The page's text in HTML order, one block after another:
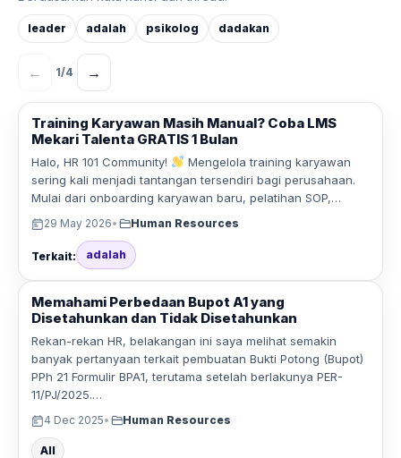
leader adalah psikolog dadakan
← 1/4 →
Training Karyawan Masih Manual? Coba LMS
Mekari Talenta GRATIS 1 Bulan
Halo, HR 101 Community!
Mengelola training karyawan
sering kali menjadi tantangan tersendiri bagi perusahaan.
Mulai dari onboarding karyawan baru, pelatihan SOP,…
29 May 2026• Human Resources
Terkait: adalah
Memahami Perbedaan Bupot A1 yang
Disetahunkan dan Tidak Disetahunkan
Rekan-rekan HR, belakangan ini saya melihat semakin
banyak pertanyaan terkait pembuatan Bukti Potong (Bupot)
PPh 21 Formulir BPA1, terutama setelah berlakunya PER-
11/PJ/2025.…
4 Dec 2025• Human Resources
All